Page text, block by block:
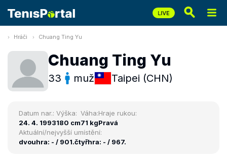
Hráči Chuang Ting Yu
Chuang Ting Yu
33 muž Taipei (CHN)
Datum nar.:
24. 4. 1993
Výška:
180 cm
Váha:
71 kg
Hraje rukou:
Pravá
Aktuální/nejvyšší umístění:
dvouhra: - / 901.čtyřhra: - / 967.